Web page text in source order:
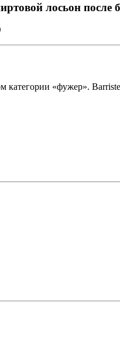
лосьон после
«фужер».